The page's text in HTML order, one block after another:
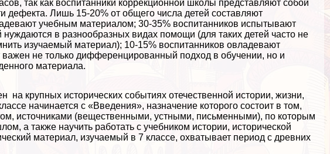
так как воспитанники коррекционной школы представляют собой
дефекта. Лишь 15-20% от общего числа детей составляют
учебным материалом; 30-35% воспитанников испытывают
нуждаются в разнообразных видах помощи (для таких детей часто не
изучаемый материал); 10-15% воспитанников овладевают
не только дифференцированный подход в обучении, но и
материала.
на крупных исторических событиях отечественной истории, жизни,
начинается с «Введения», назначение которого состоит в том,
источниками (вещественными, устными, письменными), по которым
а также научить работать с учебником истории, исторической
материал, изучаемый в 7 классе, охватывает период с древних